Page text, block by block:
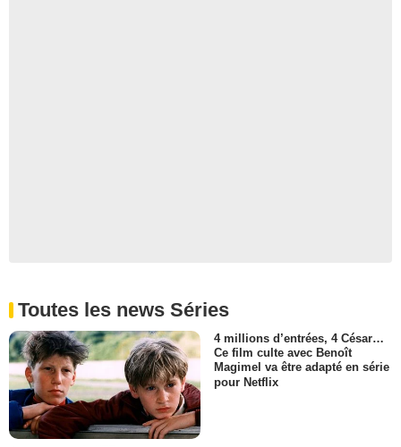
Toutes les news Séries
4 millions d’entrées, 4 César…
Ce film culte avec Benoît
Magimel va être adapté en série
pour Netflix